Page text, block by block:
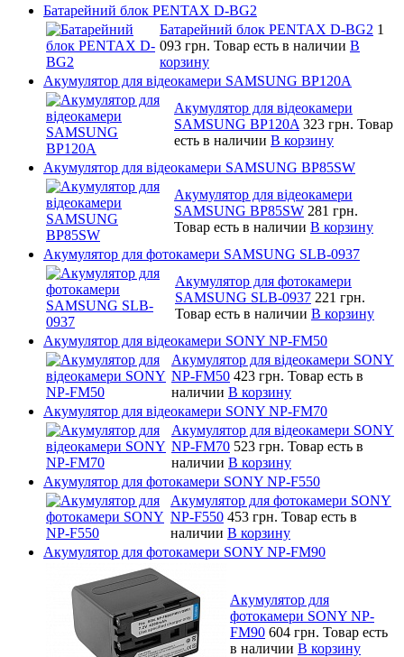
Батарейний блок PENTAX D-BG2
Батарейний блок PENTAX D-BG2 1
093 грн. Товар есть в наличии В
корзину
Акумулятор для відеокамери SAMSUNG BP120A
Акумулятор для відеокамери
SAMSUNG BP120A 323 грн. Товар
есть в наличии В корзину
Акумулятор для відеокамери SAMSUNG BP85SW
Акумулятор для відеокамери
SAMSUNG BP85SW 281 грн.
Товар есть в наличии В корзину
Акумулятор для фотокамери SAMSUNG SLB-0937
Акумулятор для фотокамери
SAMSUNG SLB-0937 221 грн.
Товар есть в наличии В корзину
Акумулятор для відеокамери SONY NP-FM50
Акумулятор для відеокамери SONY
NP-FM50 423 грн. Товар есть в
наличии В корзину
Акумулятор для відеокамери SONY NP-FM70
Акумулятор для відеокамери SONY
NP-FM70 523 грн. Товар есть в
наличии В корзину
Акумулятор для фотокамери SONY NP-F550
Акумулятор для фотокамери SONY
NP-F550 453 грн. Товар есть в
наличии В корзину
Акумулятор для фотокамери SONY NP-FM90
Акумулятор для
фотокамери SONY NP-
FM90 604 грн. Товар есть
в наличии В корзину